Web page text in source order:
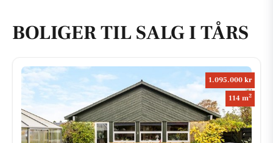
BOLIGER TIL SALG I TÅRS
1.095.000 kr
114 m2